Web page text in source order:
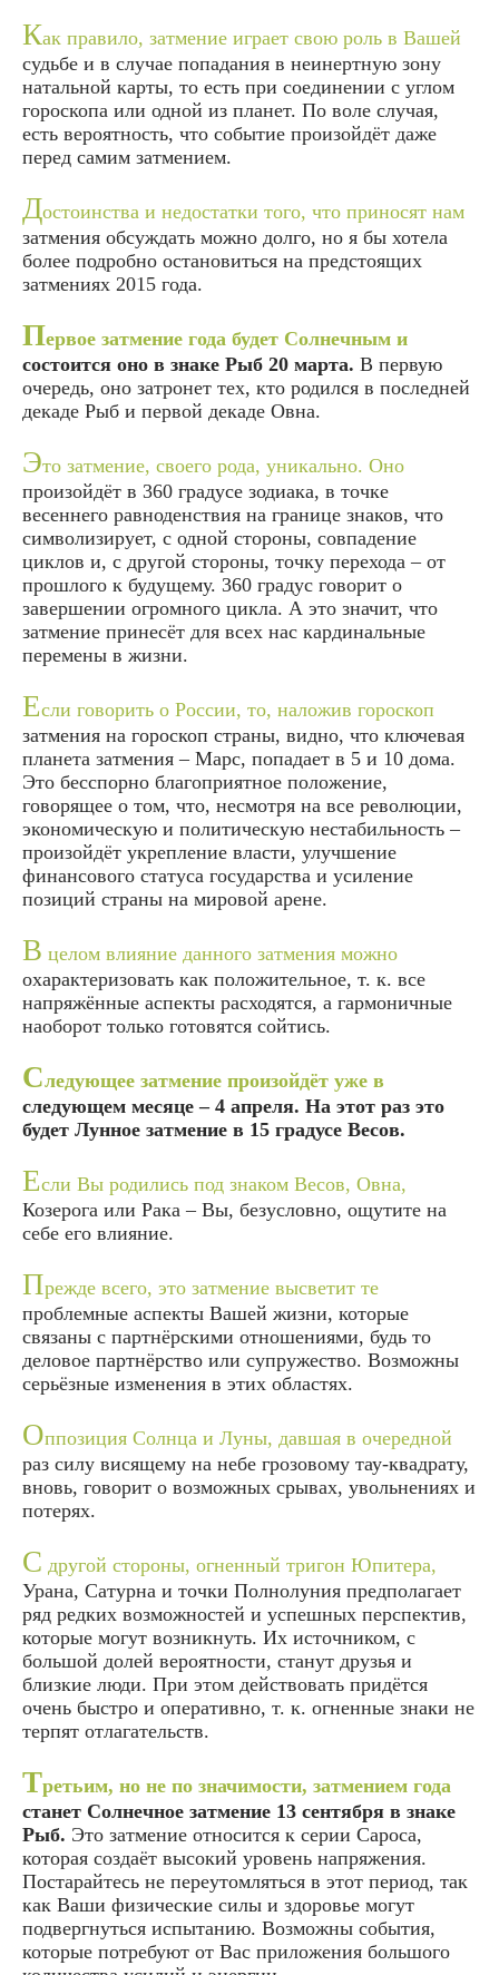
Как правило, затмение играет свою роль в Вашей
судьбе и в случае попадания в неинертную зону
натальной карты, то есть при соединении с углом
гороскопа или одной из планет. По воле случая,
есть вероятность, что событие произойдёт даже
перед самим затмением.
Достоинства и недостатки того, что приносят нам
затмения обсуждать можно долго, но я бы хотела
более подробно остановиться на предстоящих
затмениях 2015 года.
Первое затмение года будет Солнечным и
состоится оно в знаке Рыб 20 марта. В первую
очередь, оно затронет тех, кто родился в последней
декаде Рыб и первой декаде Овна.
Это затмение, своего рода, уникально. Оно
произойдёт в 360 градусе зодиака, в точке
весеннего равноденствия на границе знаков, что
символизирует, с одной стороны, совпадение
циклов и, с другой стороны, точку перехода – от
прошлого к будущему. 360 градус говорит о
завершении огромного цикла. А это значит, что
затмение принесёт для всех нас кардинальные
перемены в жизни.
Если говорить о России, то, наложив гороскоп
затмения на гороскоп страны, видно, что ключевая
планета затмения – Марс, попадает в 5 и 10 дома.
Это бесспорно благоприятное положение,
говорящее о том, что, несмотря на все революции,
экономическую и политическую нестабильность –
произойдёт укрепление власти, улучшение
финансового статуса государства и усиление
позиций страны на мировой арене.
В целом влияние данного затмения можно
охарактеризовать как положительное, т. к. все
напряжённые аспекты расходятся, а гармоничные
наоборот только готовятся сойтись.
Следующее затмение произойдёт уже в
следующем месяце – 4 апреля. На этот раз это
будет Лунное затмение в 15 градусе Весов.
Если Вы родились под знаком Весов, Овна,
Козерога или Рака – Вы, безусловно, ощутите на
себе его влияние.
Прежде всего, это затмение высветит те
проблемные аспекты Вашей жизни, которые
связаны с партнёрскими отношениями, будь то
деловое партнёрство или супружество. Возможны
серьёзные изменения в этих областях.
Оппозиция Солнца и Луны, давшая в очередной
раз силу висящему на небе грозовому тау-квадрату,
вновь, говорит о возможных срывах, увольнениях и
потерях.
С другой стороны, огненный тригон Юпитера,
Урана, Сатурна и точки Полнолуния предполагает
ряд редких возможностей и успешных перспектив,
которые могут возникнуть. Их источником, с
большой долей вероятности, станут друзья и
близкие люди. При этом действовать придётся
очень быстро и оперативно, т. к. огненные знаки не
терпят отлагательств.
Третьим, но не по значимости, затмением года
станет Солнечное затмение 13 сентября в знаке
Рыб. Это затмение относится к серии Сароса,
которая создаёт высокий уровень напряжения.
Постарайтесь не переутомляться в этот период, так
как Ваши физические силы и здоровье могут
подвергнуться испытанию. Возможны события,
которые потребуют от Вас приложения большого